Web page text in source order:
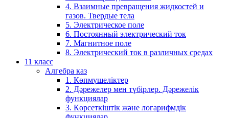
4. Взаимные превращения жидкостей и
газов. Твердые тела
5. Электрическое поле
6. Постоянный электрический ток
7. Магнитное поле
8. Электрический ток в различных средах
11 класс
Алгебра каз
1. Көпмүшеліктер
2. Дәрежелер мен түбірлер. Дәрежелік
функциялар
3. Көрсеткіштік және логарифмдік